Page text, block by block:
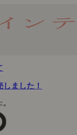
ました！